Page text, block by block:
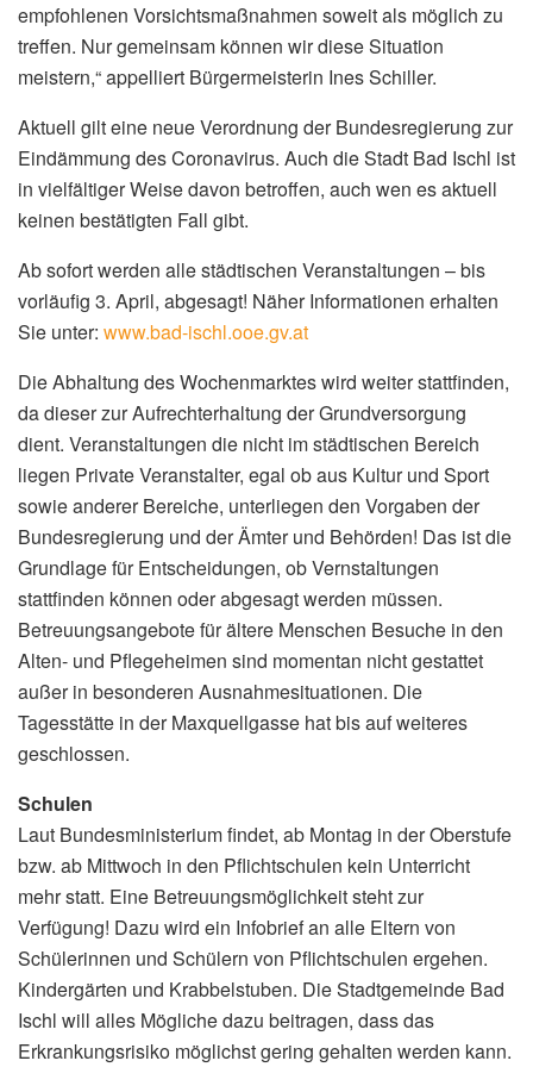
empfohlenen Vorsichtsmaßnahmen soweit als möglich zu
treffen. Nur gemeinsam können wir diese Situation
meistern,“ appelliert Bürgermeisterin Ines Schiller.
Aktuell gilt eine neue Verordnung der Bundesregierung zur
Eindämmung des Coronavirus. Auch die Stadt Bad Ischl ist
in vielfältiger Weise davon betroffen, auch wen es aktuell
keinen bestätigten Fall gibt.
Ab sofort werden alle städtischen Veranstaltungen – bis
vorläufig 3. April, abgesagt! Näher Informationen erhalten
Sie unter: www.bad-ischl.ooe.gv.at
Die Abhaltung des Wochenmarktes wird weiter stattfinden,
da dieser zur Aufrechterhaltung der Grundversorgung
dient. Veranstaltungen die nicht im städtischen Bereich
liegen Private Veranstalter, egal ob aus Kultur und Sport
sowie anderer Bereiche, unterliegen den Vorgaben der
Bundesregierung und der Ämter und Behörden! Das ist die
Grundlage für Entscheidungen, ob Vernstaltungen
stattfinden können oder abgesagt werden müssen.
Betreuungsangebote für ältere Menschen Besuche in den
Alten- und Pflegeheimen sind momentan nicht gestattet
außer in besonderen Ausnahmesituationen. Die
Tagesstätte in der Maxquellgasse hat bis auf weiteres
geschlossen.
Schulen
Laut Bundesministerium findet, ab Montag in der Oberstufe
bzw. ab Mittwoch in den Pflichtschulen kein Unterricht
mehr statt. Eine Betreuungsmöglichkeit steht zur
Verfügung! Dazu wird ein Infobrief an alle Eltern von
Schülerinnen und Schülern von Pflichtschulen ergehen.
Kindergärten und Krabbelstuben. Die Stadtgemeinde Bad
Ischl will alles Mögliche dazu beitragen, dass das
Erkrankungsrisiko möglichst gering gehalten werden kann.